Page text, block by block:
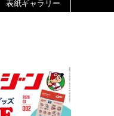
表紙ギャラリー